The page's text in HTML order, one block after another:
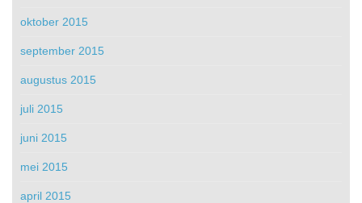
oktober 2015
september 2015
augustus 2015
juli 2015
juni 2015
mei 2015
april 2015